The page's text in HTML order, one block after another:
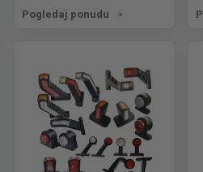
Pogledaj ponudu